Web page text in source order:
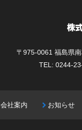
〒975-0061 福島県
TEL: 0244-
会社案内 お知らせ